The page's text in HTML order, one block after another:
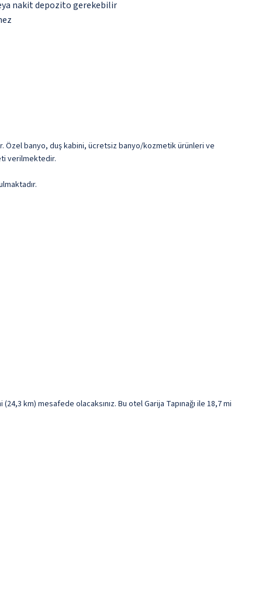
nakit depozito gerekebilir
Özel banyo, duş kabini, ücretsiz banyo/kozmetik ürünleri ve
verilmektedir.
km) mesafede olacaksınız. Bu otel Garija Tapınağı ile 18,7 mi